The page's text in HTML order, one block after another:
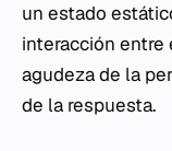
un estado
interacción entre
agudeza de la
de la respuesta.